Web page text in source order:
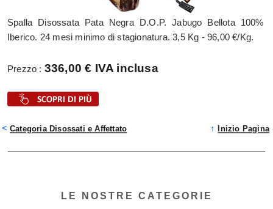
Spalla Disossata Pata Negra D.O.P. Jabugo Bellota 100%
Iberico. 24 mesi minimo di stagionatura. 3,5 Kg - 96,00 €/Kg.
Prezzo : 336,00 € IVA inclusa
< Categoria Disossati e Affettato ↑ Inizio Pagina
LE NOSTRE CATEGORIE